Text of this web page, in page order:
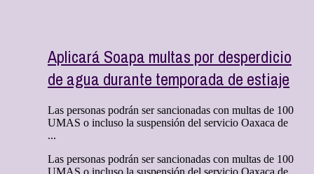
Aplicará Soapa multas por desperdicio
de agua durante temporada de estiaje
Las personas podrán ser sancionadas con multas de 100
UMAS o incluso la suspensión del servicio Oaxaca de
...
Las personas podrán ser sancionadas con multas de 100
UMAS o incluso la suspensión del servicio Oaxaca de